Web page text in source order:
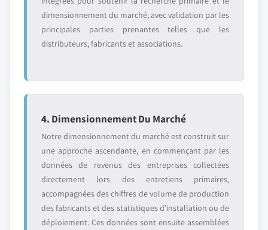
dimensionnement du marché, avec validation par les
principales parties prenantes telles que les
distributeurs, fabricants et associations.
4. Dimensionnement Du Marché
Notre dimensionnement du marché est construit sur
une approche ascendante, en commençant par les
données de revenus des entreprises collectées
directement lors des entretiens primaires,
accompagnées des chiffres de volume de production
des fabricants et des statistiques d'installation ou de
déploiement. Ces données sont ensuite assemblées